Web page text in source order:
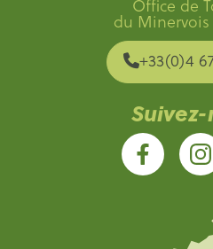
Office de
du
+33(0)4